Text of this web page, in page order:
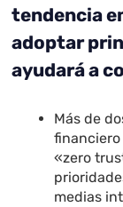
tendencia
adoptar
ayudará a
Más de
financiero
«zero
medias